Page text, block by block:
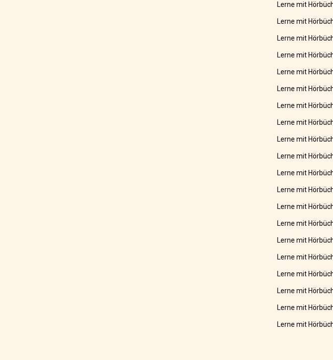
Lerne mit
Lerne mit
Lerne mit
Lerne mit
Lerne mit
Lerne mit
Lerne mit
Lerne mit
Lerne mit
Lerne mit
Lerne mit
Lerne mit
Lerne mit
Lerne mit
Lerne mit
Lerne mit
Lerne mit
Lerne mit
Lerne mit
Lerne mit